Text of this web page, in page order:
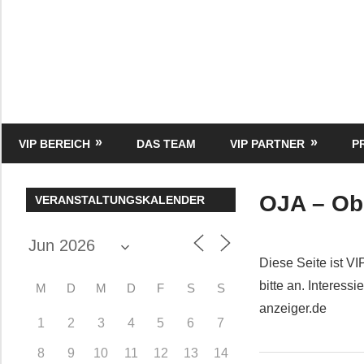
Media
VIP BEREICH DAS TEAM VIP PARTNER
OJA –
Diese Seite ist
bitte an.
anzeiger.de
VERANSTALTUNGSKALENDER
M D M D F S S
1 2 3 4 5 6 7
8 9 10 11 12 13 14